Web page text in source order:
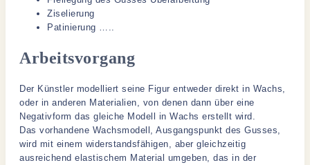
Ziselierung
Patinierung …..
Arbeitsvorgang
Der Künstler modelliert seine Figur entweder direkt in Wachs,
oder in anderen Materialien, von denen dann über eine
Negativform das gleiche Modell in Wachs erstellt wird.
Das vorhandene Wachsmodell, Ausgangspunkt des Gusses,
wird mit einem widerstandsfähigen, aber gleichzeitig
ausreichend elastischem Material umgeben, das in der